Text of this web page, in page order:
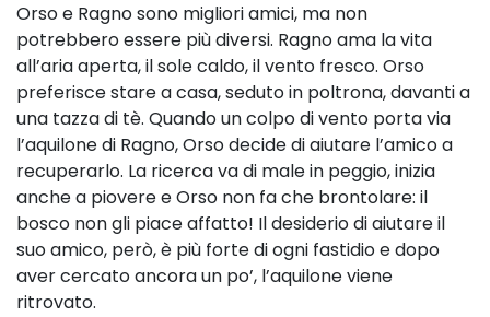
Orso e Ragno sono migliori amici, ma non
potrebbero essere più diversi. Ragno ama la vita
all’aria aperta, il sole caldo, il vento fresco. Orso
preferisce stare a casa, seduto in poltrona, davanti a
una tazza di tè. Quando un colpo di vento porta via
l’aquilone di Ragno, Orso decide di aiutare l’amico a
recuperarlo. La ricerca va di male in peggio, inizia
anche a piovere e Orso non fa che brontolare: il
bosco non gli piace affatto! Il desiderio di aiutare il
suo amico, però, è più forte di ogni fastidio e dopo
aver cercato ancora un po’, l’aquilone viene
ritrovato.